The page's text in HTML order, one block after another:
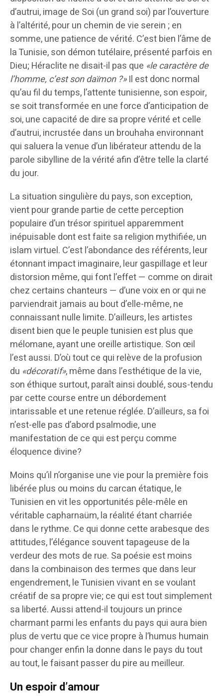
d’autrui, image de Soi (un grand soi) par l’ouverture
à l’altérité, pour un chemin de vie serein ; en
somme, une patience de vérité. C’est bien l’âme de
la Tunisie, son démon tutélaire, présenté parfois en
Dieu; Héraclite ne disait-il pas que «le caractère de
l’homme, c’est son daïmon ?»Il est donc normal
qu’au fil du temps, l’attente tunisienne, son espoir,
se soit transformée en une force d’anticipation de
soi, une capacité de dire sa propre vérité et celle
d’autrui, incrustée dans un brouhaha environnant
qui saluera la venue d’un libérateur attendu de la
parole sibylline de la vérité afin d’être telle la clarté
du jour.
La situation singulière du pays, son exception,
vient pour grande partie de cette perception
populaire d’un trésor spirituel apparemment
inépuisable dont est faite sa religion mythifiée, un
islam virtuel. C’est l’abondance des référents, leur
étonnant impact imaginaire, leur gaspillage et leur
distorsion même, qui font l’effet — comme on dirait
chez certains chanteurs — d’une voix en or qui ne
parviendrait jamais au bout d’elle-même, ne
connaissant nulle limite. D’ailleurs, les artistes
disent bien que le peuple tunisien est plus que
mélomane, ayant une oreille artistique. Son œil
l’est aussi. D’où tout ce qui relève de la profusion
du «décoratif», même dans l’esthétique de la vie,
son éthique surtout, paraît ainsi doublé, sous-tendu
par cette course entre un débordement
intarissable et une retenue réglée. D’ailleurs, sa foi
n’est-elle pas d’abord psalmodie, une
manifestation de ce qui est perçu comme
éloquence divine?
Moins qu’il n’organise une vie pour la première fois
libérée plus ou moins du carcan étatique, le
Tunisien en vit les opportunités pêle-mêle en
véritable capharnaüm, la réalité étant charriée
dans le rythme. Ce qui donne cette arabesque des
attitudes, l’élégance souvent tapageuse de la
verdeur des mots de rue. Sa poésie est moins
dans la combinaison des termes que dans leur
engendrement, le Tunisien vivant en se voulant
créatif de sa propre vie; ce qui est tout simplement
sa liberté. Aussi attend-il toujours un prince
charmant parmi les enfants du pays qui aura bien
plus de vertu que ce vice propre à l’humus humain
pour changer enfin la donne dans le pays du tout
au tout, le faisant passer du pire au meilleur.
Un espoir d’amour